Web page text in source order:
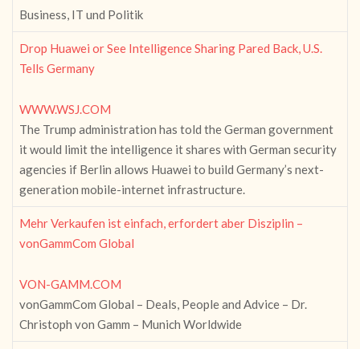
Business, IT und Politik
Drop Huawei or See Intelligence Sharing Pared Back, U.S.
Tells Germany
WWW.WSJ.COM
The Trump administration has told the German government
it would limit the intelligence it shares with German security
agencies if Berlin allows Huawei to build Germany’s next-
generation mobile-internet infrastructure.
Mehr Verkaufen ist einfach, erfordert aber Disziplin –
vonGammCom Global
VON-GAMM.COM
vonGammCom Global – Deals, People and Advice – Dr.
Christoph von Gamm – Munich Worldwide